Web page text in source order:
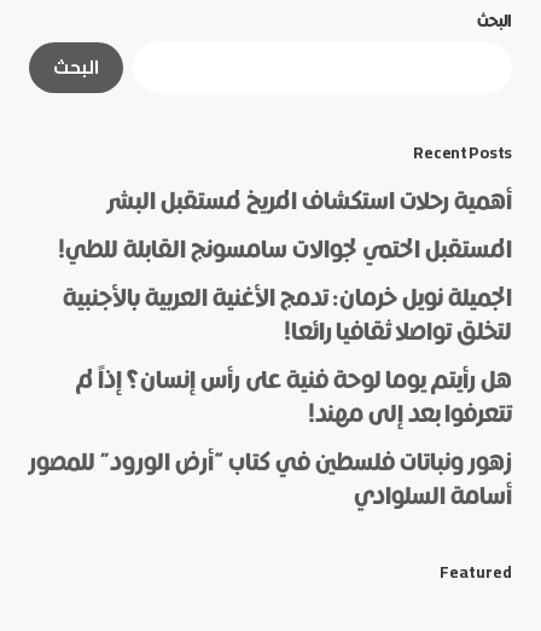
الحقول الإلزامية
Name
*
E-mail
*
البحث
البحث
Recent Posts
أهمية رحلات استكشاف المريخ لمستقبل البشر
المستقبل الحتمي لجوالات سامسونج القابلة للطي!
الجميلة نويل خرمان: تدمج الأغنية العربية بالأجنبية
لتخلق تواصلا ثقافيا رائعا!
هل رأيتم يوما لوحة فنية على رأس إنسان؟ إذاً لم
تتعرفوا بعد إلى مهند!
زهور ونباتات فلسطين في كتاب “أرض الورود” للمصور
أسامة السلوادي
Featured